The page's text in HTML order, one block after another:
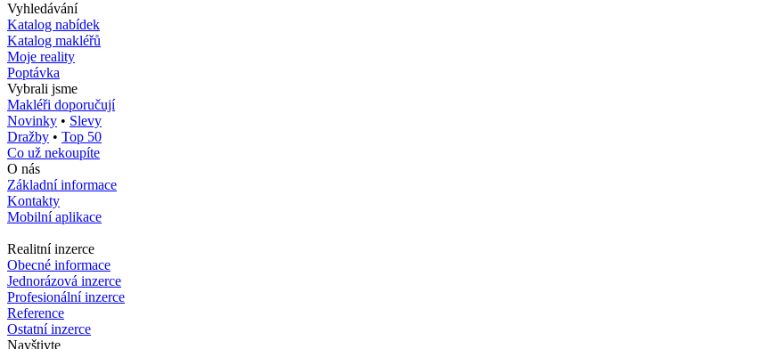
Vyhledávání
Katalog nabídek
Katalog makléřů
Moje reality
Poptávka
Vybrali jsme
Makléři doporučují
Novinky • Slevy
Dražby • Top 50
Co už nekoupíte
O nás
Základní informace
Kontakty
Mobilní aplikace
Realitní inzerce
Obecné informace
Jednorázová inzerce
Profesionální inzerce
Reference
Ostatní inzerce
Navštivte